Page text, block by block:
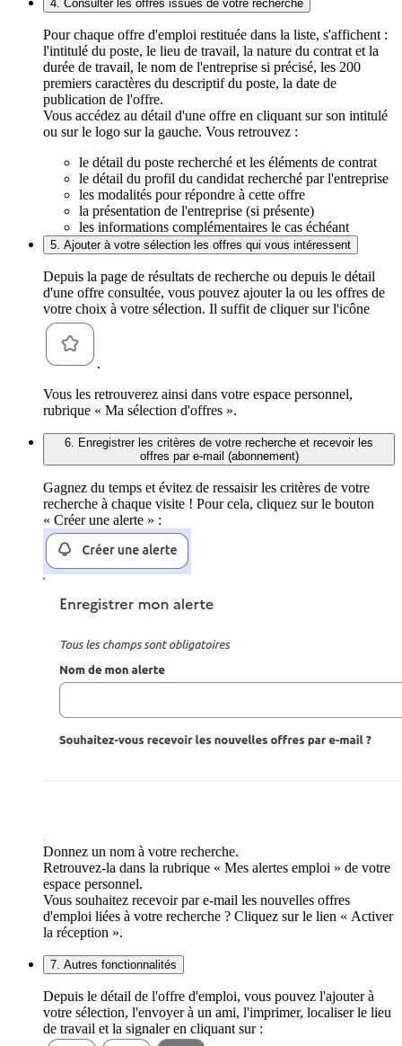
4. Consulter les offres issues de votre recherche
Pour chaque offre d'emploi restituée dans la liste, s'affichent :
l'intitulé du poste, le lieu de travail, la nature du contrat et la
durée de travail, le nom de l'entreprise si précisé, les 200
premiers caractères du descriptif du poste, la date de
publication de l'offre.
Vous accédez au détail d'une offre en cliquant sur son intitulé
ou sur le logo sur la gauche. Vous retrouvez :
le détail du poste recherché et les éléments de contrat
le détail du profil du candidat recherché par l'entreprise
les modalités pour répondre à cette offre
la présentation de l'entreprise (si présente)
les informations complémentaires le cas échéant
5. Ajouter à votre sélection les offres qui vous intéressent
Depuis la page de résultats de recherche ou depuis le détail
d'une offre consultée, vous pouvez ajouter la ou les offres de
votre choix à votre sélection. Il suffit de cliquer sur l'icône
.
Vous les retrouverez ainsi dans votre espace personnel,
rubrique « Ma sélection d'offres ».
6. Enregistrer les critères de votre recherche et recevoir les
offres par e-mail (abonnement)
Gagnez du temps et évitez de ressaisir les critères de votre
recherche à chaque visite ! Pour cela, cliquez sur le bouton
« Créer une alerte » :
Donnez un nom à votre recherche.
Retrouvez-la dans la rubrique « Mes alertes emploi » de votre
espace personnel.
Vous souhaitez recevoir par e-mail les nouvelles offres
d'emploi liées à votre recherche ? Cliquez sur le lien « Activer
la réception ».
7. Autres fonctionnalités
Depuis le détail de l'offre d'emploi, vous pouvez l'ajouter à
votre sélection, l'envoyer à un ami, l'imprimer, localiser le lieu
de travail et la signaler en cliquant sur :